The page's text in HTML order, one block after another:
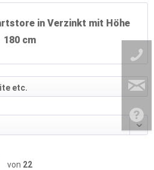
in Verzinkt mit Höhe
180 cm
etc.
von 22